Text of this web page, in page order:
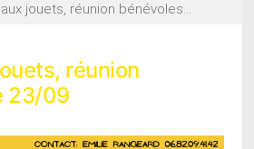
jouets, réunion bénévoles...
réunion
23/09